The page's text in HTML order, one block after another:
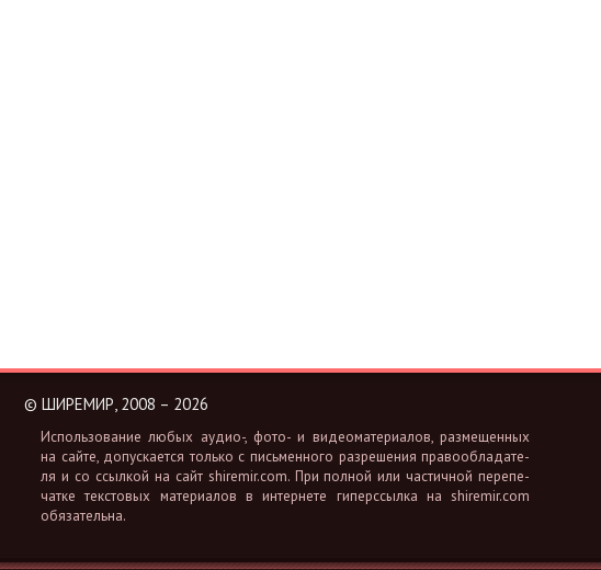
© ШИРЕМИР, 2008 – 2026
Ис­поль­зо­ва­ние любых аудио-, фото- и ви­део­ма­те­ри­а­лов, раз­ме­щен­ных
на сайте, до­пус­ка­ет­ся толь­ко с пись­мен­но­го раз­ре­ше­ния пра­во­об­ла­да­те­
ля и со ссыл­кой на сайт shiremir.​com. При пол­ной или ча­стич­ной пе­ре­пе­
чат­ке тек­сто­вых ма­те­ри­а­лов в ин­тер­не­те ги­перс­сыл­ка на shiremir.​com
обя­за­тель­на.